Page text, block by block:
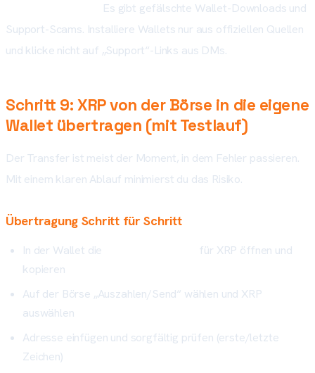
Es gibt gefälschte Wallet-Downloads und
Support-Scams. Installiere Wallets nur aus offiziellen Quellen
und klicke nicht auf „Support“-Links aus DMs.
Schritt 9: XRP von der Börse in die eigene
Wallet übertragen (mit Testlauf)
Der Transfer ist meist der Moment, in dem Fehler passieren.
Mit einem klaren Ablauf minimierst du das Risiko.
Übertragung Schritt für Schritt
In der Wallet die
für XRP öffnen und
kopieren
Auf der Börse „Auszahlen/Send“ wählen und XRP
auswählen
Adresse einfügen und sorgfältig prüfen (erste/letzte
Zeichen)